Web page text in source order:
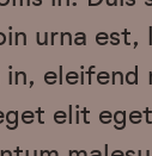
urna est,
eleifend
elit